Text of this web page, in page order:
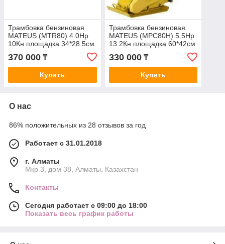
Трамбовка бензиновая
MATEUS (MTR80) 4.0Нр
10Кн площадка 34*28.5см
глубина 65мм
370 000 ₸
Купить
Трамбовка бензиновая
MATEUS (MPC80H) 5.5Нр
13.2Кн площадка 60*42см
глубина 30мм
330 000₸
Купить
О нас
86% положительных из 28 отзывов за год
Работает с 31.01.2018
г. Алматы
Мкр 3, дом 38, Алматы, Казахстан
Контакты
Сегодня работает с 09:00 до 18:00
Показать весь график работы